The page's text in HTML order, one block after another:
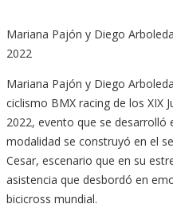
Mariana Pajón y Diego
2022
Mariana Pajón y Diego
ciclismo BMX racing de los XIX
2022, evento que se desarrolló
modalidad se construyó en el
Cesar, escenario que en su
asistencia que desbordó en
bicicross mundial.